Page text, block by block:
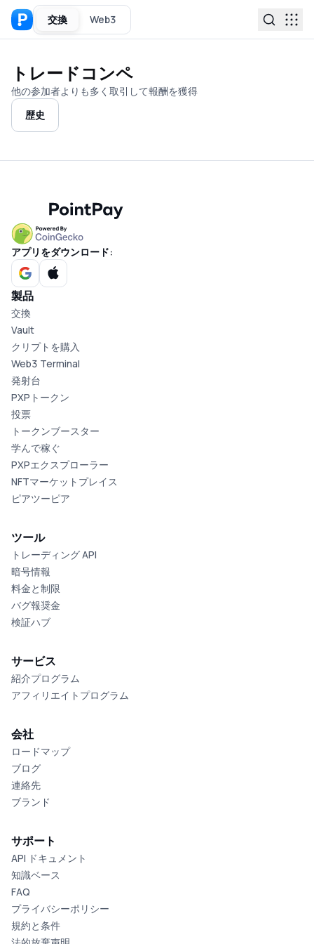
交換 Web3
トレードコンペ
他の参加者よりも多く取引して報酬を獲得
歴史
アプリをダウンロード:
製品
交換
Vault
クリプトを購入
Web3 Terminal
発射台
PXPトークン
投票
トークンブースター
学んで稼ぐ
PXPエクスプローラー
NFTマーケットプレイス
ピアツーピア
ツール
トレーディング API
暗号情報
料金と制限
バグ報奨金
検証ハブ
サービス
紹介プログラム
アフィリエイトプログラム
会社
ロードマップ
ブログ
連絡先
ブランド
サポート
API ドキュメント
知識ベース
FAQ
プライバシーポリシー
規約と条件